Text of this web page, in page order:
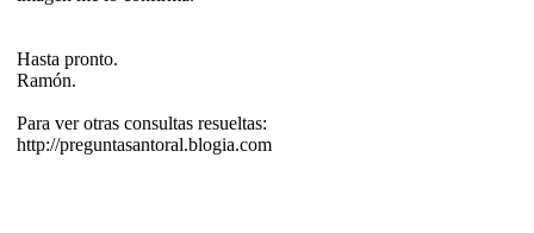
Hasta pronto.
Ramón.
Para ver otras consultas resueltas:
http://preguntasantoral.blogia.com